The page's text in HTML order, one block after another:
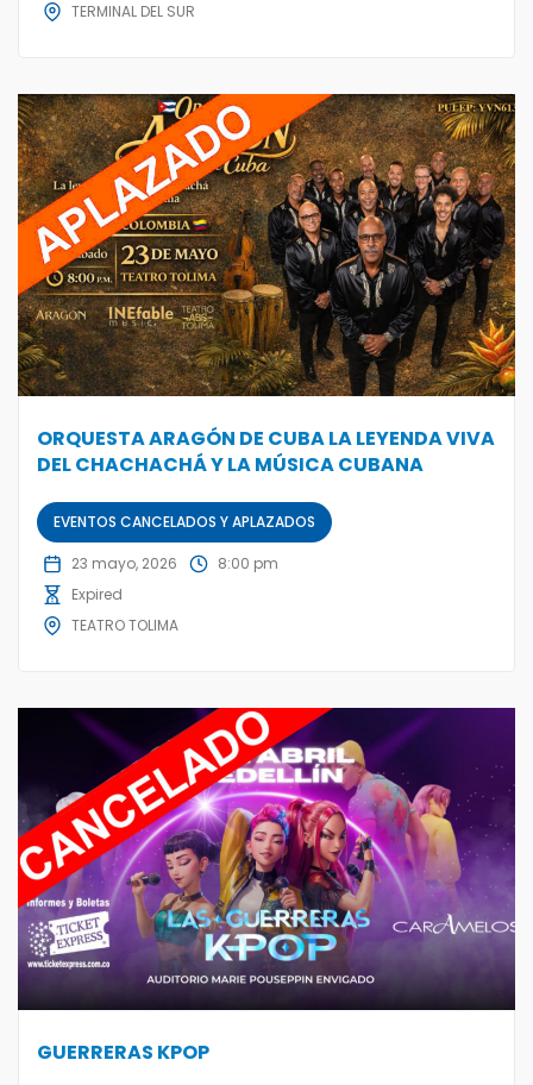
TERMINAL DEL SUR
ORQUESTA ARAGÓN DE CUBA LA LEYENDA VIVA
DEL CHACHACHÁ Y LA MÚSICA CUBANA
EVENTOS CANCELADOS Y APLAZADOS
23 mayo, 2026
8:00 pm
Expired
TEATRO TOLIMA
GUERRERAS KPOP